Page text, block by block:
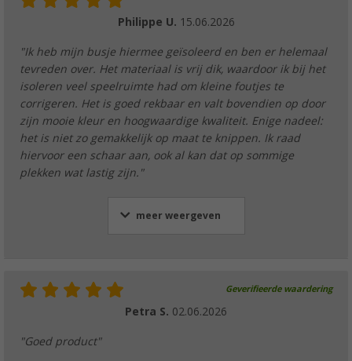
Philippe U. 15.06.2026
"Ik heb mijn busje hiermee geïsoleerd en ben er helemaal
tevreden over. Het materiaal is vrij dik, waardoor ik bij het
isoleren veel speelruimte had om kleine foutjes te
corrigeren. Het is goed rekbaar en valt bovendien op door
zijn mooie kleur en hoogwaardige kwaliteit. Enige nadeel:
het is niet zo gemakkelijk op maat te knippen. Ik raad
hiervoor een schaar aan, ook al kan dat op sommige
plekken wat lastig zijn."
meer weergeven
Geverifieerde waardering
Petra S. 02.06.2026
"Goed product"